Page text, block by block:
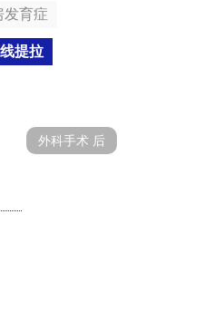
发育症
提拉
外科手术 后